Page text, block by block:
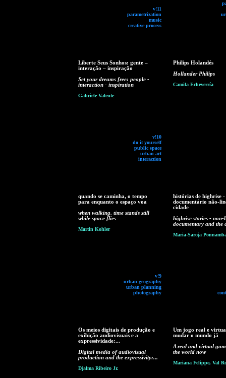
v!11
parametrization
music
creative process
Liberte Seus Sonhos: gente –
interação – inspiração
Set your dreams free: people -
interaction - inspiration
Gabriele Valente
v!10
do it yourself
public space
urban art
interaction
Philips Holandés
Hollander Philips
Camila Echeverría
quando se caminha, o tempo
para enquanto o espaço voa
when walking, time stands still
while space flies
Martin Kohler
v!9
urban geography
urban planning
photography
histórias de highrise -
documentário não-
cidade
highrise stories - non-
documentary and the
Maria-Saroja
Os meios digitais de produção e
exibição audiovisuais e a
expressividade:...
Digital media of audiovisual
production and the expressivity:...
Djalma Ribeiro Jr.
Um jogo real e
mudar o mundo já
A real and virtual
the world now
Mariana Felippe, Val